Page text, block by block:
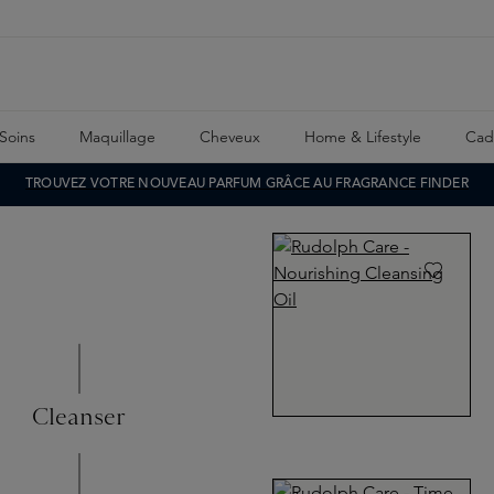
Soins Maquillage Cheveux Home & Lifestyle
TROUVEZ VOTRE NOUVEAU PARFUM GRÂCE AU FRAGRANCE FINDER
Cleanser